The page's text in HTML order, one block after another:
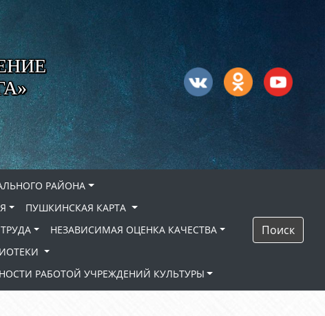
РАЙОНА
ПУШКИНСКАЯ КАРТА
НЕЗАВИСИМАЯ ОЦЕНКА КАЧЕСТВА
РАБОТОЙ УЧРЕЖДЕНИЙ КУЛЬТУРЫ
Поиск